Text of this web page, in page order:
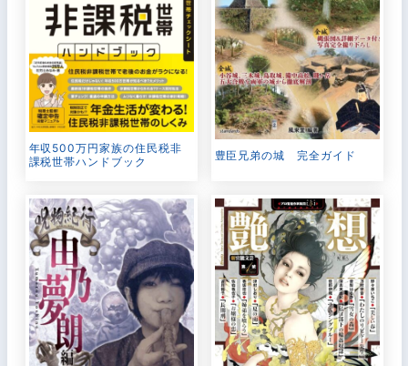
年収500万円家族の住民税非
課税世帯ハンドブック
豊臣兄弟の城 完全ガイド